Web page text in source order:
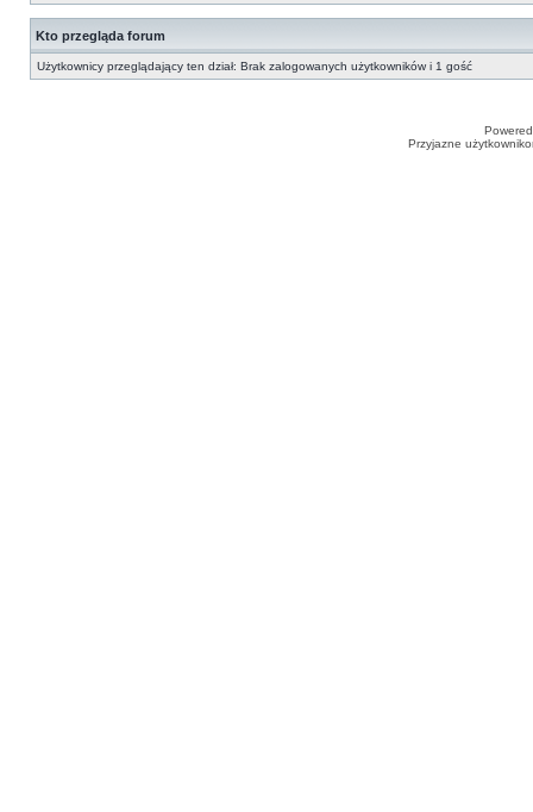
Kto przegląda forum
Użytkownicy przeglądający ten dział: Brak zalogowanych użytkowników i 1 gość
Przyjazne